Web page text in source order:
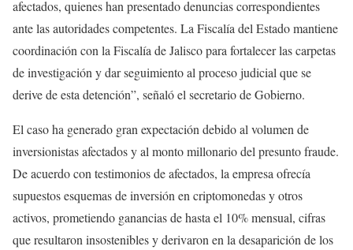
afectados, quienes han presentado denuncias correspondientes
ante las autoridades competentes. La Fiscalía del Estado mantiene
coordinación con la Fiscalía de Jalisco para fortalecer las carpetas
de investigación y dar seguimiento al proceso judicial que se
derive de esta detención”, señaló el secretario de Gobierno.
El caso ha generado gran expectación debido al volumen de
inversionistas afectados y al monto millonario del presunto fraude.
De acuerdo con testimonios de afectados, la empresa ofrecía
supuestos esquemas de inversión en criptomonedas y otros
activos, prometiendo ganancias de hasta el 10% mensual, cifras
que resultaron insostenibles y derivaron en la desaparición de los